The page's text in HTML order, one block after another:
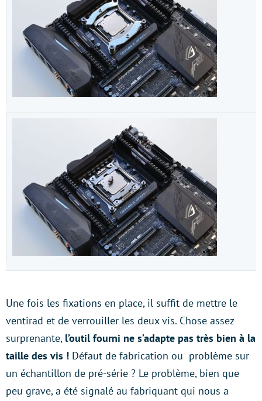
Une fois les fixations en place, il suffit de mettre le
ventirad et de verrouiller les deux vis. Chose assez
surprenante, l’outil fourni ne s’adapte pas très bien à la
taille des vis ! Défaut de fabrication ou problème sur
un échantillon de pré-série ? Le problème, bien que
peu grave, a été signalé au fabriquant qui nous a